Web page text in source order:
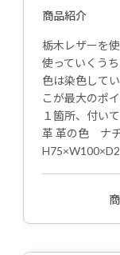
商品紹介
栃木レザーを
使っていくう
色は染色して
こが最大のポ
１箇所、付
革 革の色 ナ